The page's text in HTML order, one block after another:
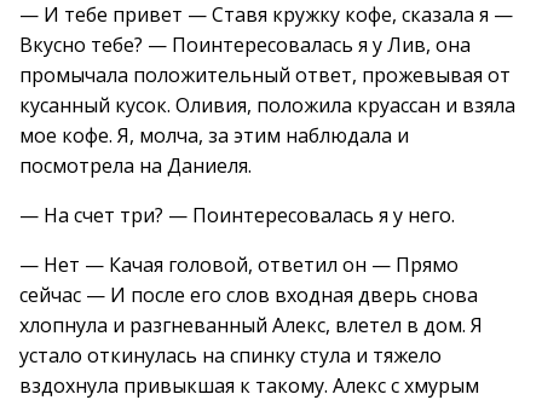
— И тебе привет — Ставя кружку кофе, сказала я —
Вкусно тебе? — Поинтересовалась я у Лив, она
промычала положительный ответ, прожевывая от
кусанный кусок. Оливия, положила круассан и взяла
мое кофе. Я, молча, за этим наблюдала и
посмотрела на Даниеля.
— На счет три? — Поинтересовалась я у него.
— Нет — Качая головой, ответил он — Прямо
сейчас — И после его слов входная дверь снова
хлопнула и разгневанный Алекс, влетел в дом. Я
устало откинулась на спинку стула и тяжело
вздохнула привыкшая к такому. Алекс с хмурым